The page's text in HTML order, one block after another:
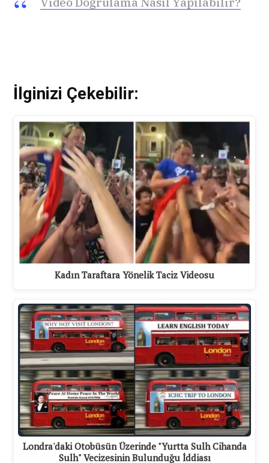
İlginizi Çekebilir:
Kadın Taraftara Yönelik Taciz Videosu
Londra'daki Otobüsün Üzerinde "Yurtta Sulh Cihanda
Sulh" Vecizesinin Bulunduğu İddiası